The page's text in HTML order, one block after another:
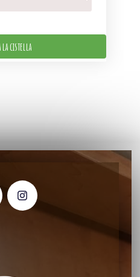
la cistella